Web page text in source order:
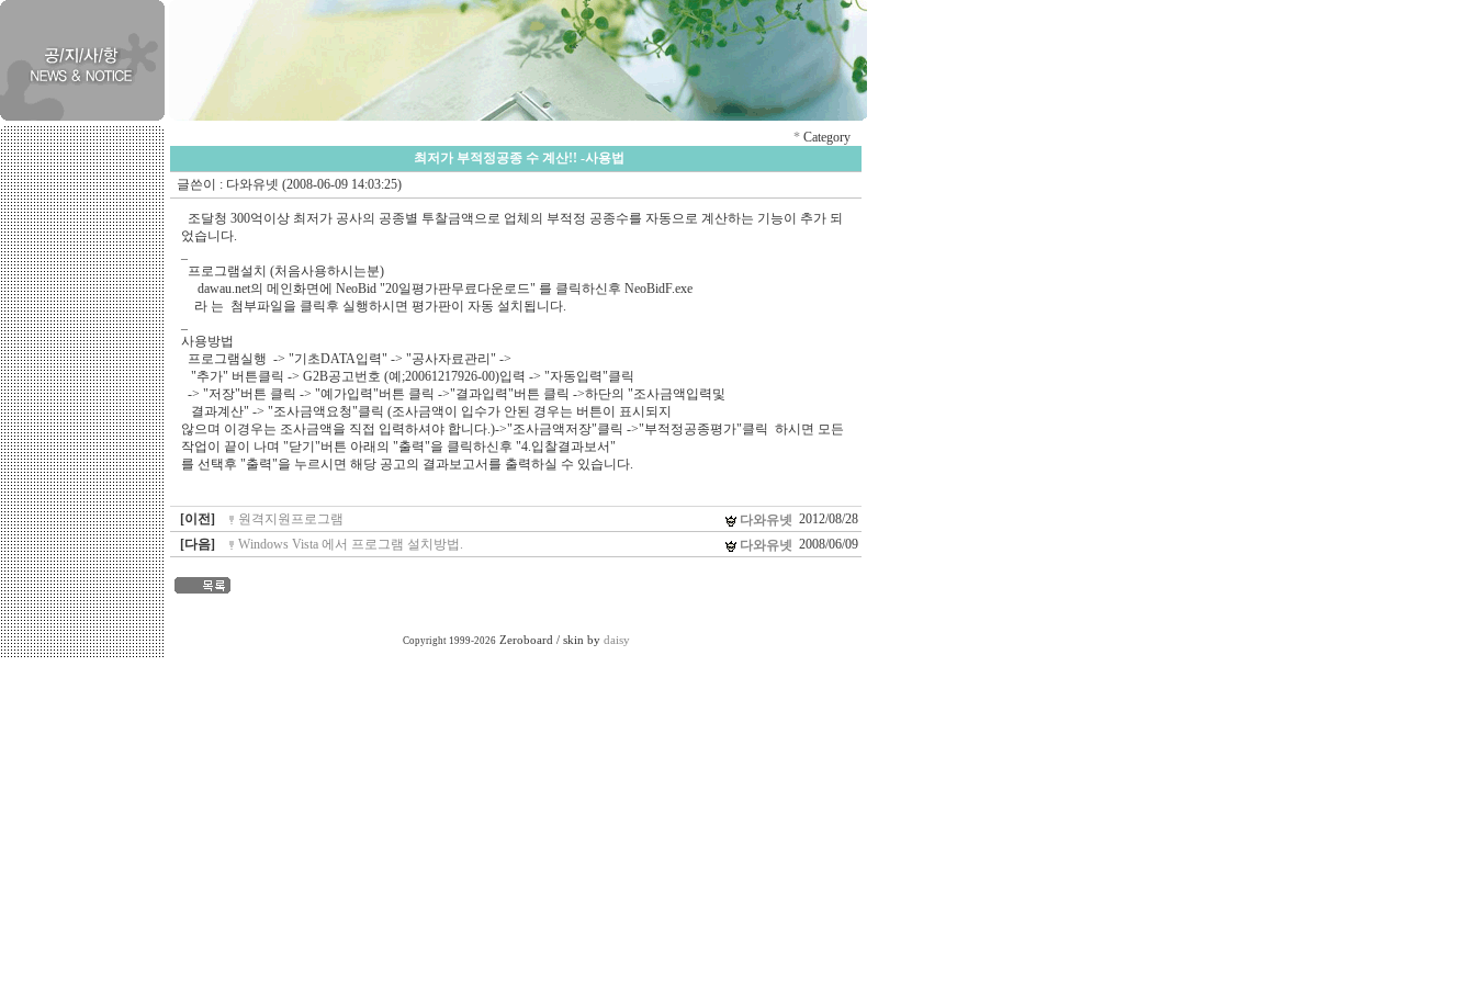
* Category
최저가 부적정공종 수 계산!! -사용법
글쓴이 : 다와유넷 (2008-06-09 14:03:25)
조달청 300억이상 최저가 공사의 공종별 투찰금액으로 업체의 부적정 공종수를 자동으로 계산하는 기능이 추가 되
었습니다.
프로그램설치 (처음사용하시는분)
dawau.net의 메인화면에 NeoBid "20일평가판무료다운로드" 를 클릭하신후 NeoBidF.exe
라 는 첨부파일을 클릭후 실행하시면 평가판이 자동 설치됩니다.
사용방법
프로그램실행 -> "기초DATA입력" -> "공사자료관리" ->
"추가" 버튼클릭 -> G2B공고번호 (예;20061217926-00)입력 -> "자동입력"클릭
-> "저장"버튼 클릭 -> "예가입력"버튼 클릭 ->"결과입력"버튼 클릭 ->하단의 "조사금액입력및
결과계산" -> "조사금액요청"클릭 (조사금액이 입수가 안된 경우는 버튼이 표시되지
않으며 이경우는 조사금액을 직접 입력하셔야 합니다.)->"조사금액저장"클릭 ->"부적정공종평가"클릭 하시면 모든
작업이 끝이 나며 "닫기"버튼 아래의 "출력"을 클릭하신후 "4.입찰결과보서"
를 선택후 "출력"을 누르시면 해당 공고의 결과보고서를 출력하실 수 있습니다.
[이전] 원격지원프로그램 다와유넷 2012/08/28
[다음]
Windows Vista 에서 프로그램 설치방법. 다와유넷 2008/06/09
Copyright 1999-2026 Zeroboard / skin by daisy